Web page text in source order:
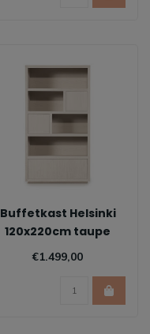
Buffetkast Helsinki
120x220cm taupe
€1.499,00